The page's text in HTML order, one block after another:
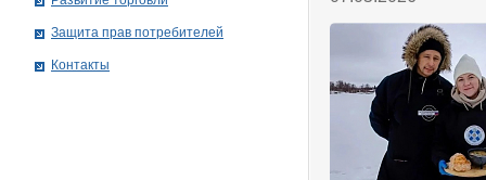
Защита прав потребителей
Контакты